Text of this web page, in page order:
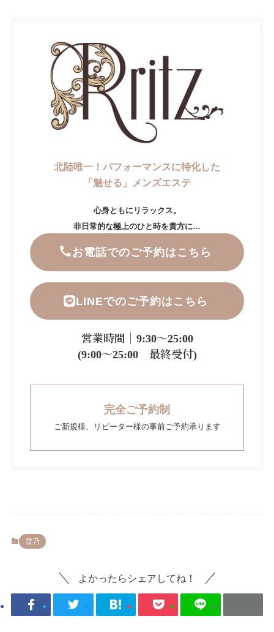
北陸唯一！パフォーマンスに特化した
「魅せる」メンズエステ
心身ともにリラックス。
非日常的な極上のひと時を貴方に…
お電話でのご予約はこちら
LINEでのご予約はこちら
営業時間｜9:30～25:00
(9:00～25:00 最終受付)
完全ご予約制
ご新規様、リピーター様の事前ご予約承ります
雪乃
よかったらシェアしてね！